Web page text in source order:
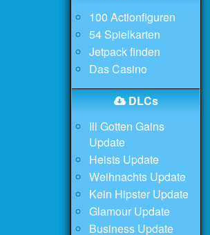
100 Actionfiguren
54 Spielkarten
Jetpack finden
Das Casino
DLCs
Ill Gotten Gains
Update
Heists Update
Weihnachts Update
Kein Hipster Update
Glamour Update
Business Update